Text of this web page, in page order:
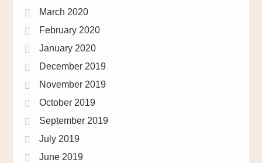
March 2020
February 2020
January 2020
December 2019
November 2019
October 2019
September 2019
July 2019
June 2019